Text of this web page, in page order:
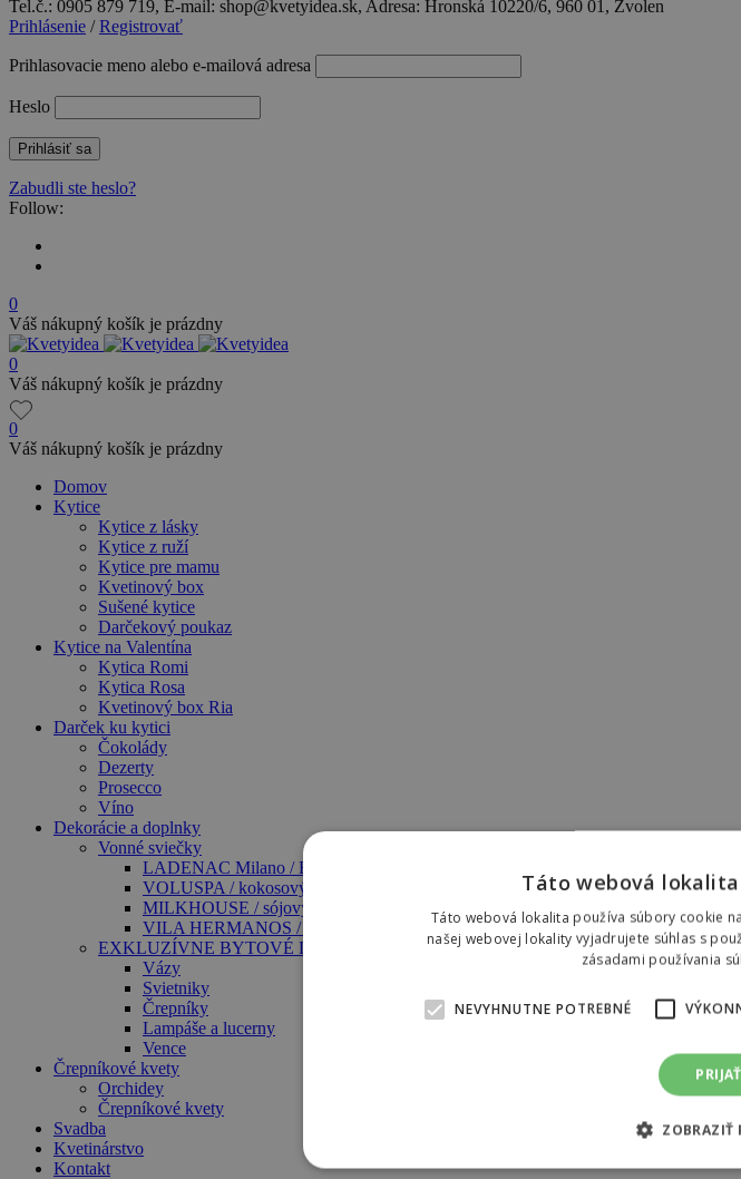
Tel.č.: 0905 879 719, E-mail: shop@kvetyidea.sk, Adresa: Hronská 10220/6, 960 01, Zvolen
Prihlásenie /Registrovať
Prihlasovacie meno alebo e-mailová adresa
Heslo
Zabudli ste heslo?
Follow:
0
Váš nákupný košík je prázdny
0
Váš nákupný košík je prázdny
0
Váš nákupný košík je prázdny
Domov
Kytice
Kytice z lásky
Kytice z ruží
Kytice pre mamu
Kvetinový box
Sušené kytice
Darčekový poukaz
Kytice na Valentína
Kytica Romi
Kytica Rosa
Kvetinový box Ria
Darček ku kytici
Čokolády
Dezerty
Prosecco
Víno
Dekorácie a doplnky
Vonné sviečky
LADENAC Milano / Exclusive
VOLUSPA / kokosový vosk
MILKHOUSE / sójový a včelí vosk
VILA HERMANOS / prírodný vosk
EXKLUZÍVNE BYTOVÉ DEKORÁCIE – NOVINKA!
Vázy
Svietniky
Črepníky
Lampáše a lucerny
Vence
Črepníkové kvety
Orchidey
Črepníkové kvety
Svadba
Kvetinárstvo
Kontakt
Táto webová
Táto webová lokalita používa súbory cookie
našej webovej lokality vyjadrujete súhlas s
zásadami používania
NEVYHNUTNE POTREBNÉ
ZOBRAZIŤ